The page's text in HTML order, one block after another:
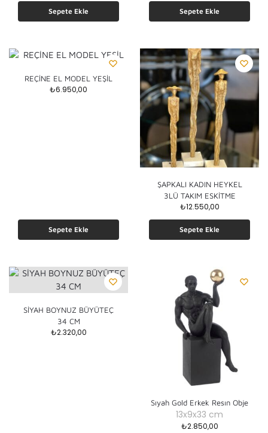
Sepete Ekle Sepete Ekle
REÇİNE EL MODEL YEŞİL
₺6.950,00
Sepete Ekle
ŞAPKALI KADIN HEYKEL
3LÜ TAKIM ESKİTME
₺12.550,00
Sepete Ekle
SİYAH BOYNUZ BÜYÜTEÇ
34 CM
₺2.320,00
Sıyah Gold Erkek Resın Obje
13x9x33 cm
₺2.850,00